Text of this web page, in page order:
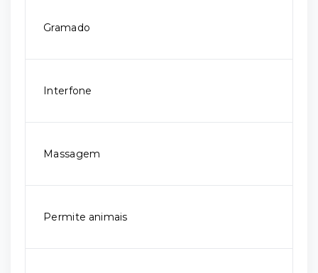
Gramado
Interfone
Massagem
Permite animais